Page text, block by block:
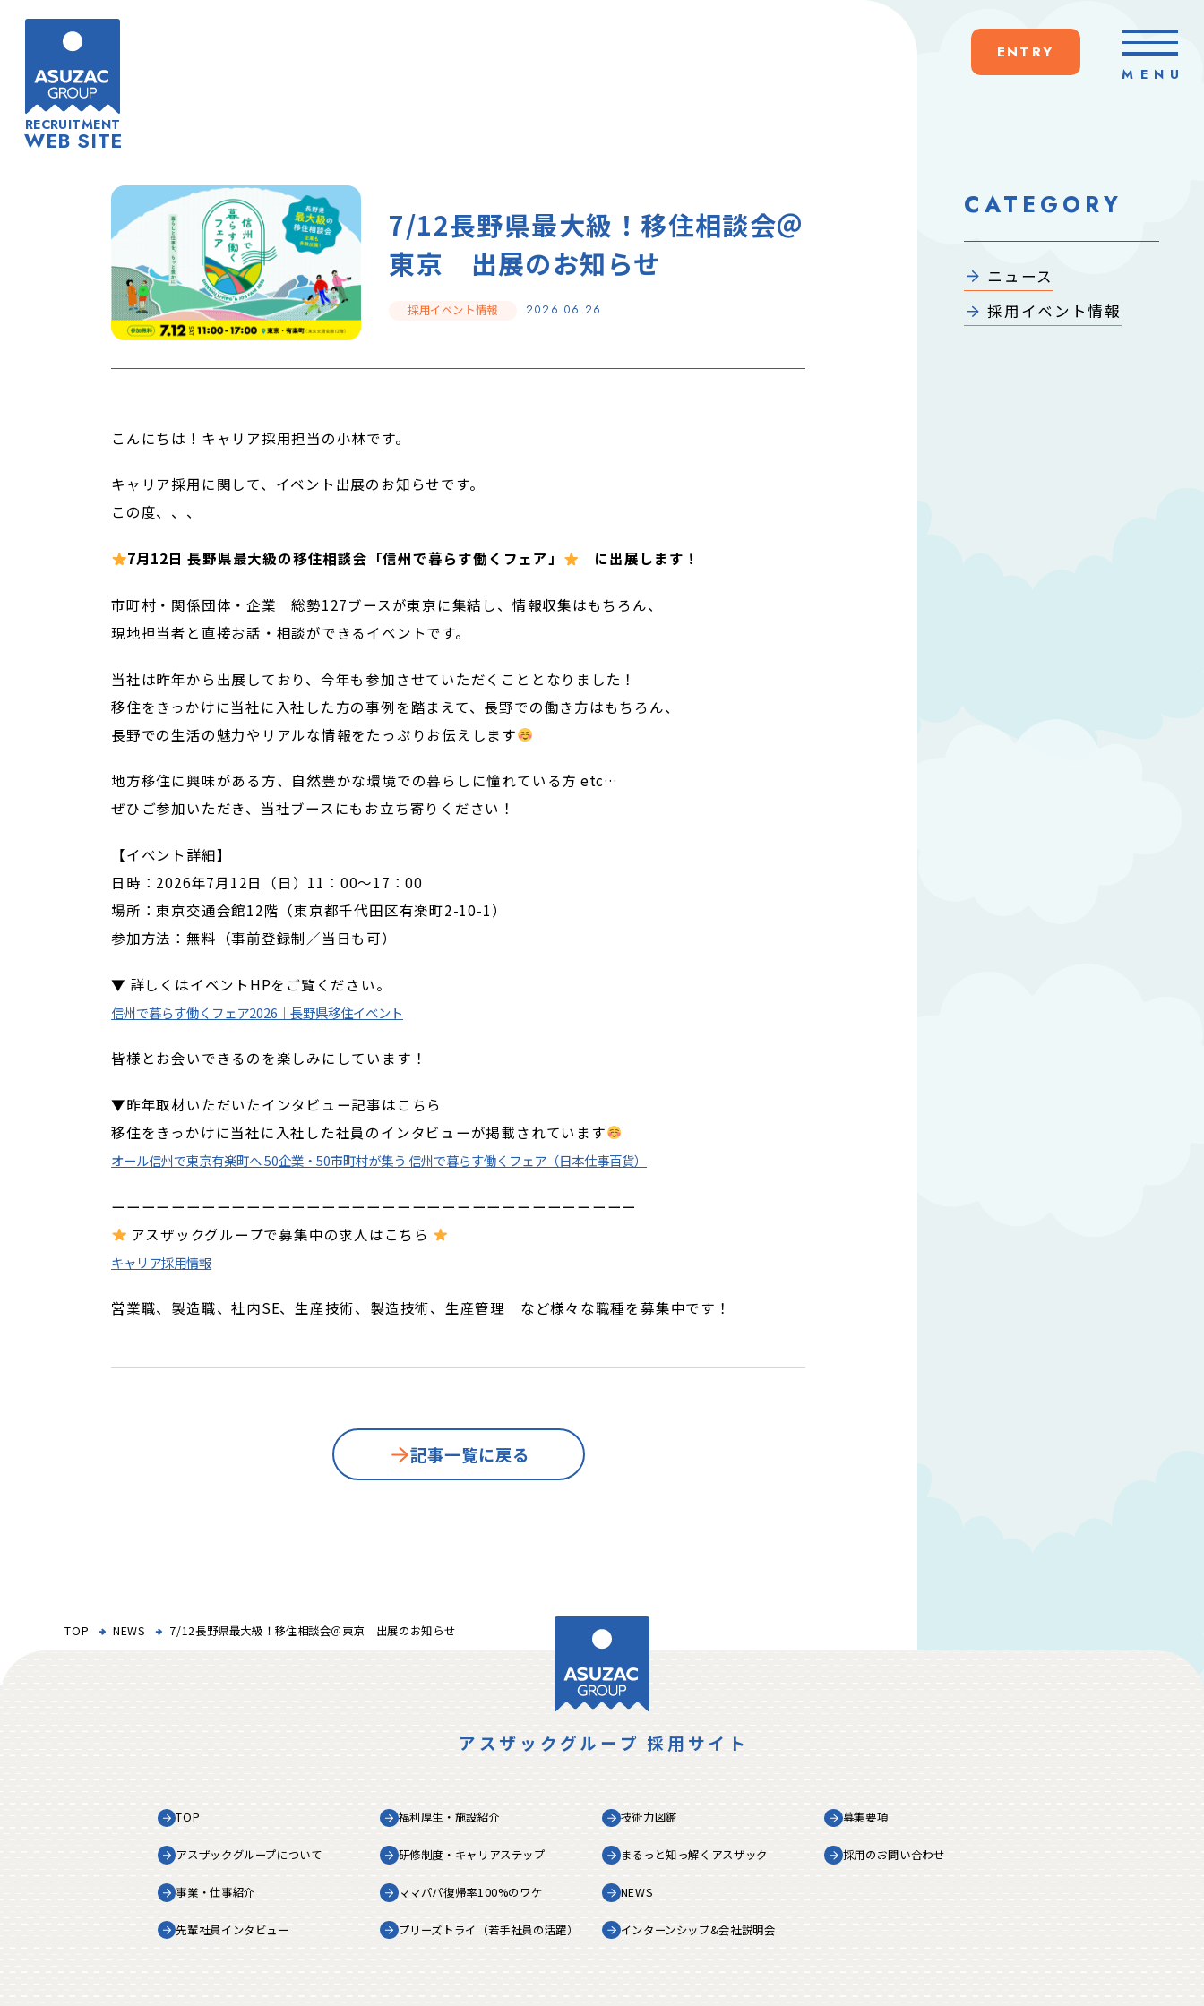
RECRUITMENT
WEB SITE
ENTRY
MENU
CLOSE
7/12長野県最大級！移住相談会＠
東京 出展のお知らせ
採用イベント情報 2026.06.26
こんにちは！キャリア採用担当の小林です。
キャリア採用に関して、イベント出展のお知らせです。
この度、、、
7月12日 長野県最大級の移住相談会「信州で暮らす働くフェア」 に出展します！
市町村・関係団体・企業 総勢127ブースが東京に集結し、情報収集はもちろん、
現地担当者と直接お話・相談ができるイベントです。
当社は昨年から出展しており、今年も参加させていただくこととなりました！
移住をきっかけに当社に入社した方の事例を踏まえて、長野での働き方はもちろん、
長野での生活の魅力やリアルな情報をたっぷりお伝えします
地方移住に興味がある方、自然豊かな環境での暮らしに憧れている方 etc…
ぜひご参加いただき、当社ブースにもお立ち寄りください！
【イベント詳細】
日時：2026年7月12日（日）11：00～17：00
場所：東京交通会館12階（東京都千代田区有楽町2-10-1）
参加方法：無料（事前登録制／当日も可）
▼ 詳しくはイベントHPをご覧ください。
信州で暮らす働くフェア2026｜長野県移住イベント
皆様とお会いできるのを楽しみにしています！
▼昨年取材いただいたインタビュー記事はこちら
移住をきっかけに当社に入社した社員のインタビューが掲載されています
オール信州で東京有楽町へ 50企業・50市町村が集う 信州で暮らす働くフェア（日本仕事百貨）
ーーーーーーーーーーーーーーーーーーーーーーーーーーーーーーーーーーー
アスザックグループで募集中の求人はこちら
キャリア採用情報
営業職、製造職、社内SE、生産技術、製造技術、生産管理 など様々な職種を募集中です！
記事一覧に戻る
CATEGORY
ニュース
採用イベント情報
TOP NEWS 7/12長野県最大級！移住相談会＠東京 出展のお知らせ
アスザックグループ 採用サイト
TOP
アスザックグループについて
事業・仕事紹介
先輩社員インタビュー
福利厚生・ 施設紹介
研修制度・ キャリアステップ
ママパパ復帰率100%のワケ
プリーズトライ （若手社員の活躍）
技術力図鑑
まるっと知っ解く アスザック
NEWS
インターンシップ&会社説明会
募集要項
採用のお問い合わせ